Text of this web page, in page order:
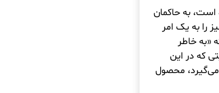
است، به حاکمان
را به یک امر
«به خاطر
که در این
محصول